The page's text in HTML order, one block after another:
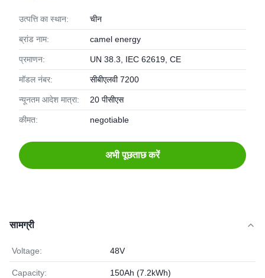
उत्पत्ति का स्थान: चीन
ब्रांड नाम: camel energy
प्रमाणन: UN 38.3, IEC 62619, CE
मॉडल नंबर: सीबीएलवी 7200
न्यूनतम आदेश मात्रा: 20 पीसीएस
कीमत: negotiable
अभी पूछताछ करें
सामग्री
Voltage: 48V
Capacity: 150Ah (7.2kWh)